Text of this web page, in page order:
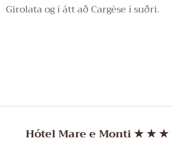
Girolata og í átt að Cargèse í suðri.
Hótel Mare e Monti★ ★ ★